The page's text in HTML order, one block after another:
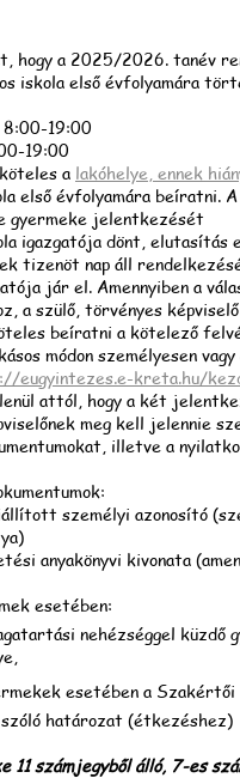
a 2025/2026. tanév
iskola első évfolyamára
19:00
19:00
a lakóhelye, ennek
első évfolyamára beíratni.
gyermeke jelentkezését
igazgatója dönt, elutasítás
tizenöt nap áll
jár el. Amennyiben a
szülő, törvényes
beíratni a kötelező
módon személyesen
eugyintezes.e-kreta.hu/
attól, hogy a két
meg kell jelennie
illetve a
személyi azonosító
anyakönyvi kivonata
esetében:
nehézséggel küzdő
esetében a
határozat (étkezéshez)
11 számjegyből álló, 7-es